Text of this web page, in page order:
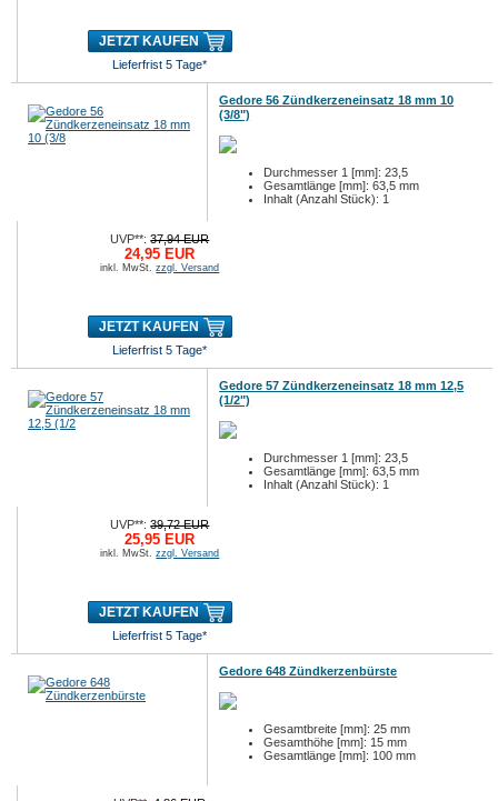
JETZT KAUFEN
Lieferfrist 5 Tage*
Gedore 56 Zündkerzeneinsatz 18 mm 10
(3/8")
Durchmesser 1 [mm]: 23,5
Gesamtlänge [mm]: 63,5 mm
Inhalt (Anzahl Stück): 1
UVP**:37,94 EUR
24,95 EUR
inkl. MwSt.zzgl. Versand
JETZT KAUFEN
Lieferfrist 5 Tage*
Gedore 57 Zündkerzeneinsatz 18 mm 12,5
(1/2")
Durchmesser 1 [mm]: 23,5
Gesamtlänge [mm]: 63,5 mm
Inhalt (Anzahl Stück): 1
UVP**:39,72 EUR
25,95 EUR
inkl. MwSt.zzgl. Versand
JETZT KAUFEN
Lieferfrist 5 Tage*
Gedore 648 Zündkerzenbürste
Gesamtbreite [mm]: 25 mm
Gesamthöhe [mm]: 15 mm
Gesamtlänge [mm]: 100 mm